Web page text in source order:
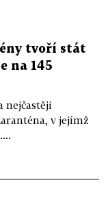
tvoří stát
na 145
nejčastěji
v jejímž